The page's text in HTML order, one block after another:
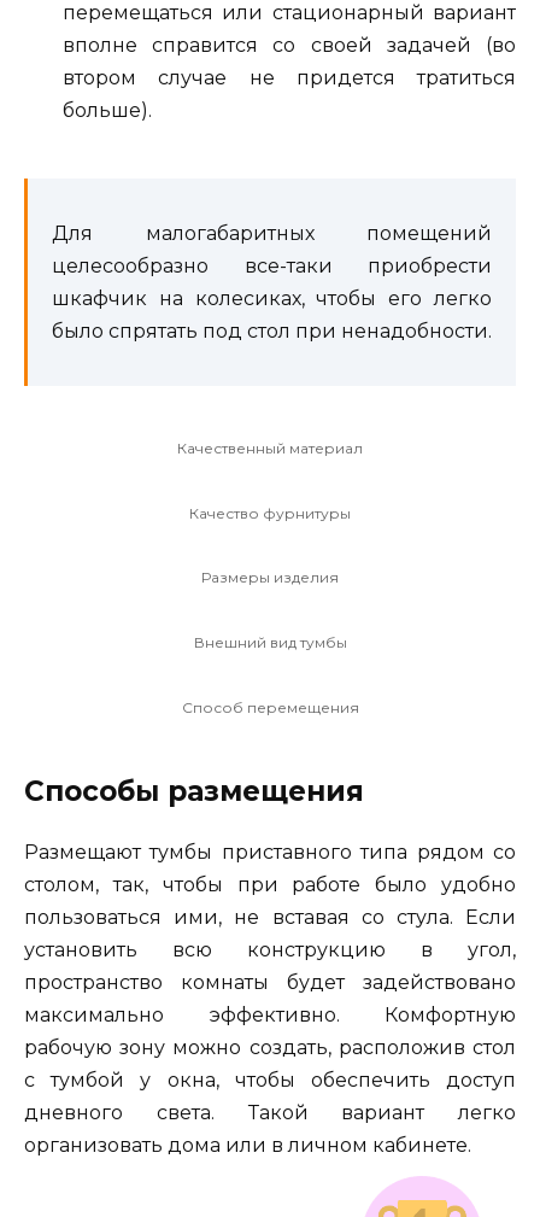
перемещаться или стационарный вариант
вполне справится со своей задачей (во
втором случае не придется тратиться
больше).
Для малогабаритных помещений
целесообразно все-таки приобрести
шкафчик на колесиках, чтобы его легко
было спрятать под стол при ненадобности.
Качественный материал
Качество фурнитуры
Размеры изделия
Внешний вид тумбы
Способ перемещения
Способы размещения
Размещают тумбы приставного типа рядом со
столом, так, чтобы при работе было удобно
пользоваться ими, не вставая со стула. Если
установить всю конструкцию в угол,
пространство комнаты будет задействовано
максимально эффективно. Комфортную
рабочую зону можно создать, расположив стол
с тумбой у окна, чтобы обеспечить доступ
дневного света. Такой вариант легко
организовать дома или в личном кабинете.